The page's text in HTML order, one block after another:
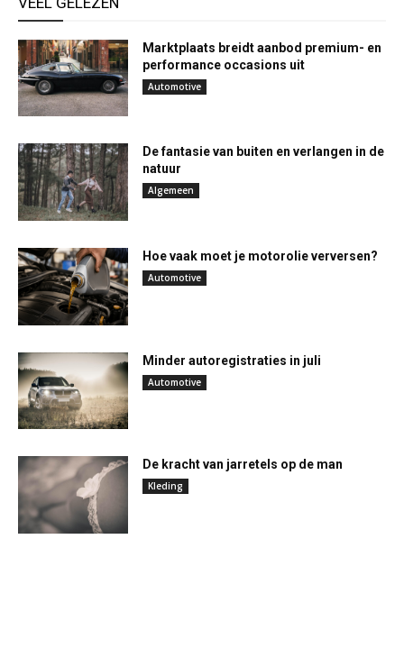
Marktplaats breidt aanbod premium- en
performance occasions uit
Automotive
De fantasie van buiten en verlangen in de
natuur
Algemeen
Hoe vaak moet je motorolie verversen?
Automotive
Minder autoregistraties in juli
Automotive
De kracht van jarretels op de man
Kleding